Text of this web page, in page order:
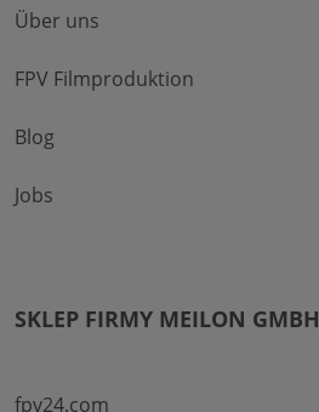
Über uns
FPV Filmproduktion
Blog
Jobs
SKLEP FIRMY MEILON GMBH
fpv24.com